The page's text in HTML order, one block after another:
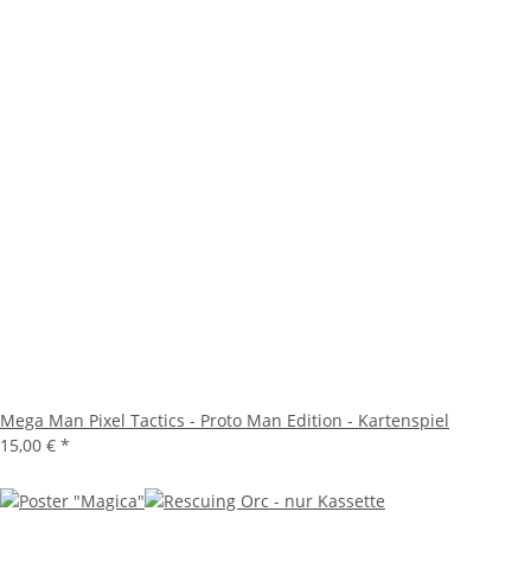
Mega Man Pixel Tactics - Proto Man Edition - Kartenspiel
15,00 € *